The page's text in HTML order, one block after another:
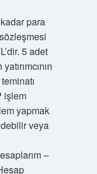
para
5 adet
işlem
yapmak
veya
–